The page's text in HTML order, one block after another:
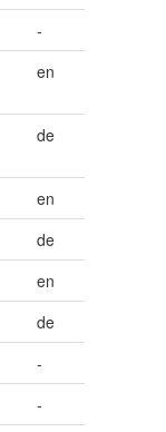
-
en
de
en
de
en
de
-
-